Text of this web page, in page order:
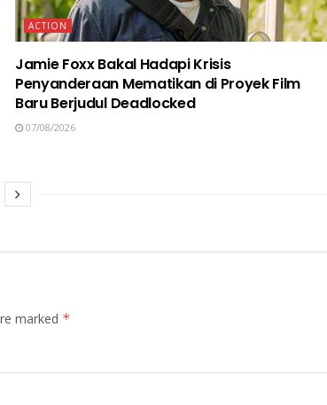
ACTION
Jamie Foxx Bakal Hadapi Krisis
Penyanderaan Mematikan di Proyek Film
Baru Berjudul Deadlocked
07/08/2026
marked *